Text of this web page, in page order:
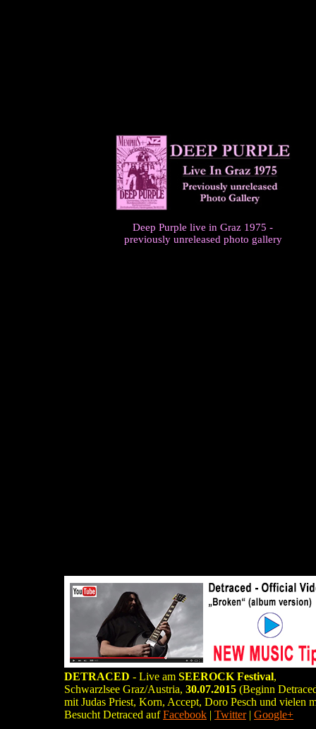
Deep Purple live in Graz 1975 -
previously unreleased photo gallery
DETRACED - Live am SEEROCK Festival,
Schwarzlsee Graz/Austria, 30.07.2015 (Beginn
mit Judas Priest, Korn, Accept, Doro Pesch und vielen
Besucht Detraced aufFacebook | Twitter| Google+